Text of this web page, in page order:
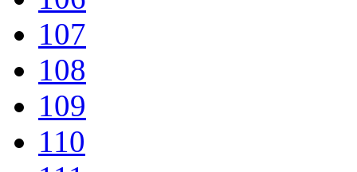
107
108
109
110